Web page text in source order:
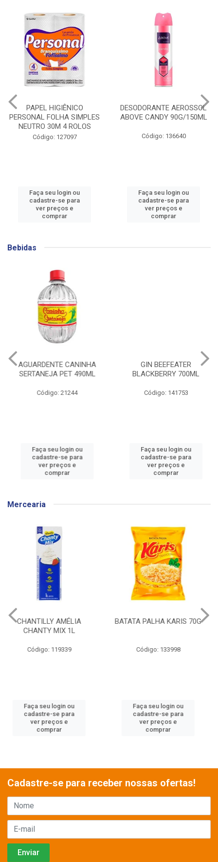
PAPEL HIGIÊNICO
PERSONAL FOLHA SIMPLES
NEUTRO 30M 4 ROLOS
Código: 127097
Faça seu login ou
cadastre-se para
ver preços e
comprar
DESODORANTE AEROSSOL
ABOVE CANDY 90G/150ML
Código: 136640
Faça seu login ou
cadastre-se para
ver preços e
comprar
Bebidas
AGUARDENTE CANINHA
SERTANEJA PET 490ML
Código: 21244
Faça seu login ou
cadastre-se para
ver preços e
comprar
GIN BEEFEATER
BLACKBERRY 700ML
Código: 141753
Faça seu login ou
cadastre-se para
ver preços e
comprar
Mercearia
BATATA PALHA KARIS 70G
Código: 133998
Faça seu login ou
cadastre-se para
ver preços e
comprar
CEREAL MATINAL
Código: 136304
Faça seu login ou
cadastre-se para
ver preços e
comprar
Cadastre-se para receber nossas ofertas!